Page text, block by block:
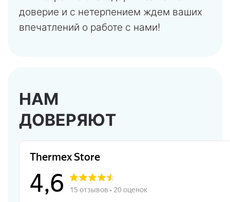
доверие и с нетерпением ждем ваших
впечатлений о работе с нами!
НАМ
ДОВЕРЯЮТ